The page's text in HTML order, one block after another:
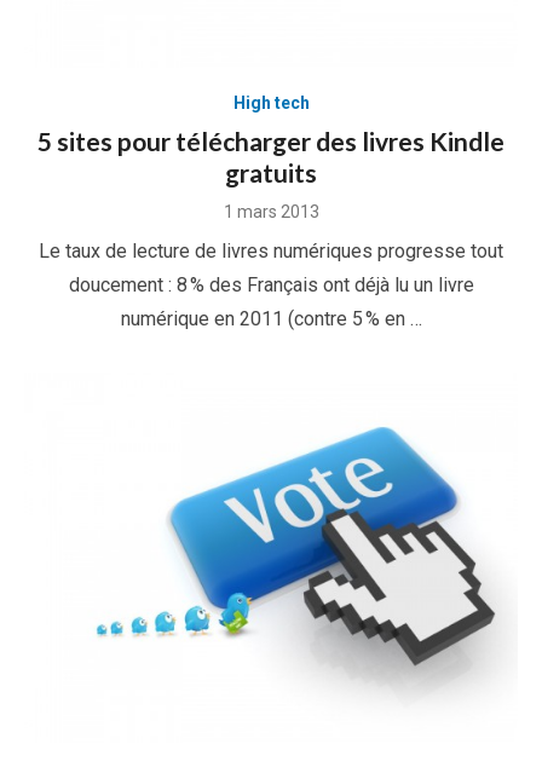
High tech
5 sites pour télécharger des livres Kindle
gratuits
Posted
1 mars 2013
Le taux de lecture de livres numériques progresse tout
doucement : 8 % des Français ont déjà lu un livre
numérique en 2011 (contre 5 % en …